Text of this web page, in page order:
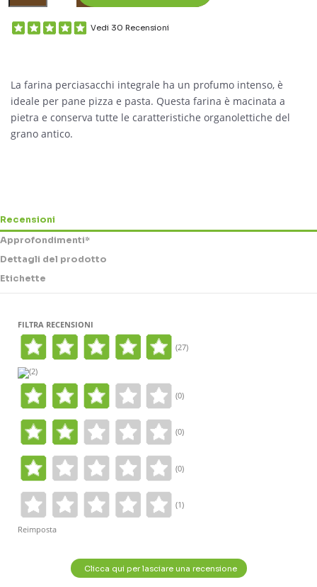
Vedi 30 Recensioni
La farina perciasacchi integrale ha un profumo intenso, è
ideale per pane pizza e pasta. Questa farina è macinata a
pietra e conserva tutte le caratteristiche organolettiche del
grano antico.
Recensioni
Approfondimenti*
Dettagli del prodotto
Etichette
FILTRA RECENSIONI
(27)
(2)
(0)
(0)
(0)
(1)
Reimposta
Clicca qui per lasciare una recensione